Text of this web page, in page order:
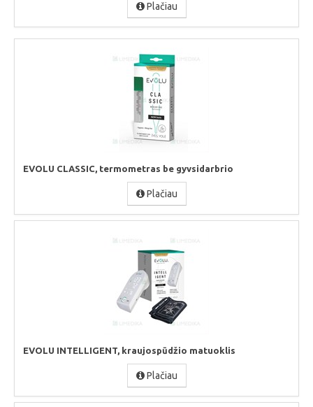
Plačiau
EVOLU CLASSIC, termometras be gyvsidarbrio
Plačiau
EVOLU INTELLIGENT, kraujospūdžio matuoklis
Plačiau